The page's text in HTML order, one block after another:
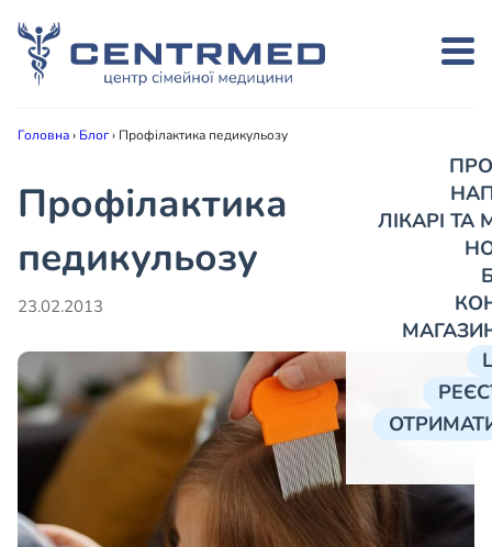
ЛІКАРІ
Головна› Блог› Профілактика педикульозу
Профілактика
педикульозу
23.02.2013